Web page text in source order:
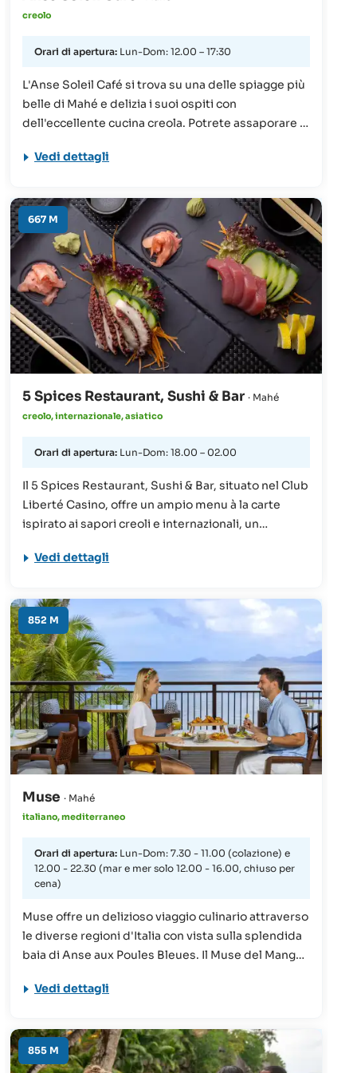
creolo
Orari di apertura: Lun-Dom: 12.00 – 17:30
L'Anse Soleil Café si trova su una delle spiagge più
belle di Mahé e delizia i suoi ospiti con
dell'eccellente cucina creola. Potrete assaporare il
mozzafiato.
Vedi dettagli
667 M
5 Spices Restaurant, Sushi & Bar · Mahé
creolo, internazionale, asiatico
Orari di apertura: Lun-Dom: 18.00 – 02.00
Il 5 Spices Restaurant, Sushi & Bar, situato nel Club
Liberté Casino, offre un ampio menu à la carte
ispirato ai sapori creoli e internazionali, un
migliori dell'isola e un menu di snack deliziosi. È
birre e liquori locali e d'importazione. (Ingresso a
partire dai 18 anni, con abbigliamento è casual -
berretti/cappelli e camicie senza maniche per gli
uomini non sono ammessi).
Vedi dettagli
852 M
Muse · Mahé
italiano, mediterraneo
Orari di apertura: Lun-Dom: 7.30 - 11.00 (colazione) e
12.00 - 22.30 (mar e mer solo 12.00 - 16.00, chiuso per
cena)
Muse offre un delizioso viaggio culinario attraverso
le diverse regioni d'Italia con vista sulla splendida
baia di Anse aux Poules Bleues. Il Muse del Mango
ideale per riunirsi con la famiglia e gli amici, offre il
celebrano la raffinata unione di sapori italiani.
L'ambiente del ristorante è invitante come il suo
menù e lo rende un luogo perfetto per creare
Vedi dettagli
855 M